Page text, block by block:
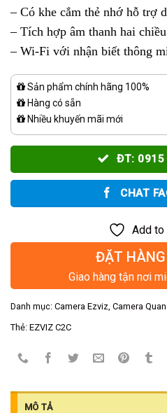
– Có khe cắm thẻ nhớ hỗ trợ
– Tích hợp âm thanh hai chiều
– Wi-Fi với nhận biết thông
Sản phẩm chính hãng 100%
Hàng có sẵn
Nhiều khuyến mãi mới
ĐT: 0915
CHAT
Add
ĐẶT
Giao hàng tận nơi
Danh mục: Camera Ezviz, Camera
Thẻ: EZVIZ C2C
MÔ TẢ